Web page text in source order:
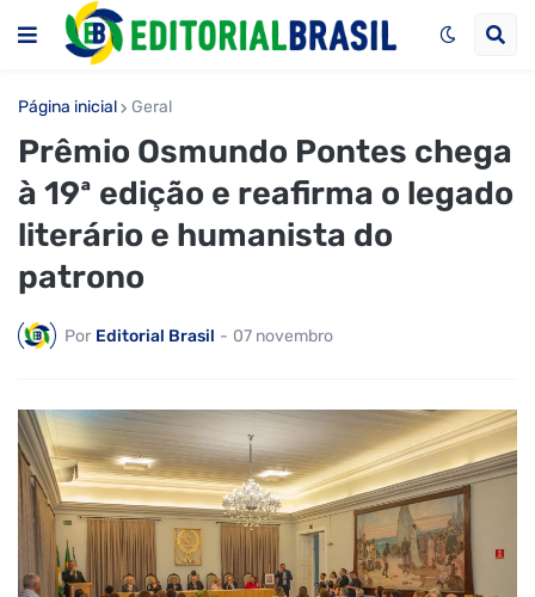
Página inicial Geral
Prêmio Osmundo Pontes chega
à 19ª edição e reafirma o legado
literário e humanista do
patrono
Por Editorial Brasil - 07 novembro